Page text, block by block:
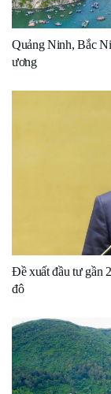
Quảng Ninh, Bắc
ương
Đề xuất đầu tư gần
đô